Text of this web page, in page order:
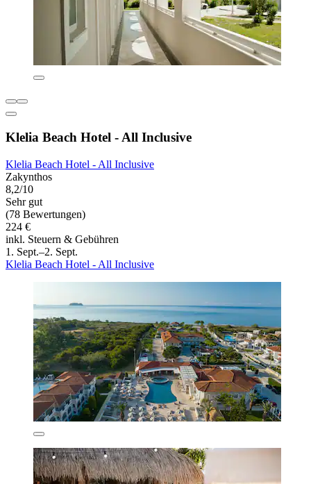
Klelia Beach Hotel - All Inclusive
Klelia Beach Hotel - All Inclusive
Zakynthos
8,2/10
Sehr gut
(78 Bewertungen)
224 €
inkl. Steuern & Gebühren
1. Sept.–2. Sept.
Klelia Beach Hotel - All Inclusive